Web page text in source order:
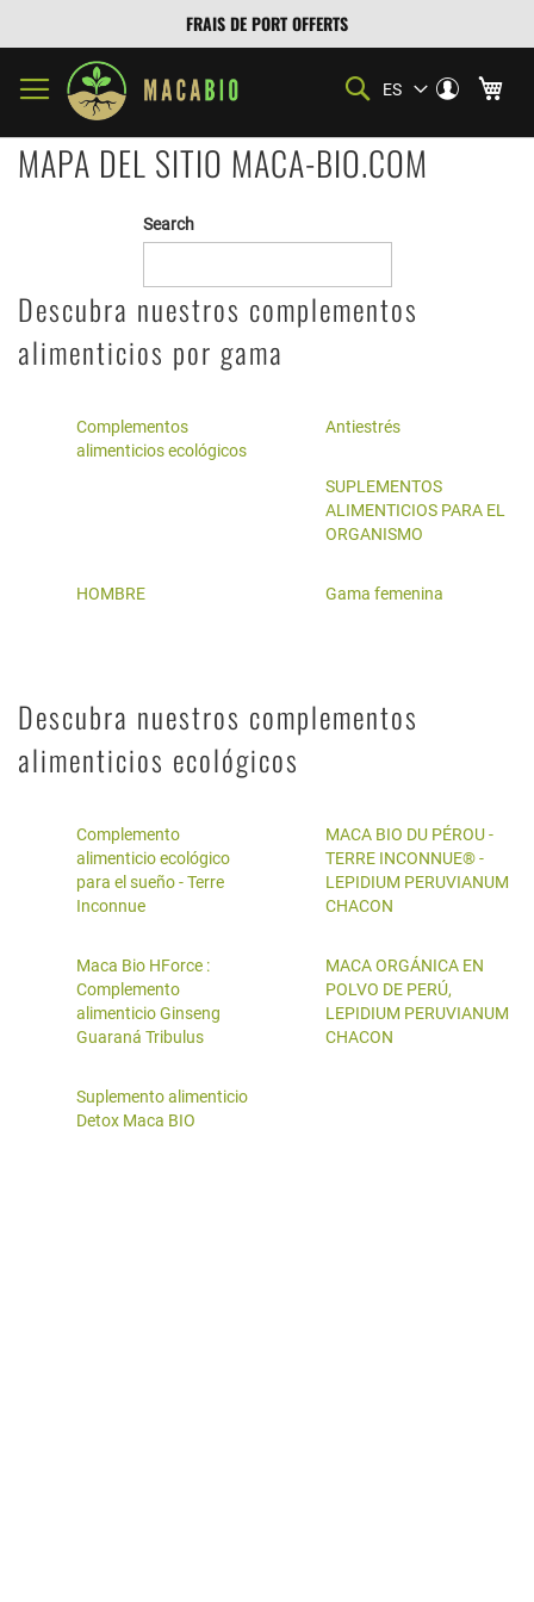
FRAIS DE PORT OFFERTS
account
in
Lenguaje
ES
Search
MAPA DEL SITIO MACA-BIO.COM
Search
Descubra nuestros complementos
alimenticios por gama
Complementos
alimenticios ecológicos
Antiestrés
SUPLEMENTOS
ALIMENTICIOS PARA EL
ORGANISMO
HOMBRE Gama femenina
Descubra nuestros complementos
alimenticios ecológicos
Complemento
alimenticio ecológico
para el sueño - Terre
Inconnue
MACA BIO DU PÉROU -
TERRE INCONNUE® -
LEPIDIUM PERUVIANUM
CHACON
Maca Bio HForce :
Complemento
alimenticio Ginseng
Guaraná Tribulus
MACA ORGÁNICA EN
POLVO DE PERÚ,
LEPIDIUM PERUVIANUM
CHACON
Suplemento alimenticio
Detox Maca BIO